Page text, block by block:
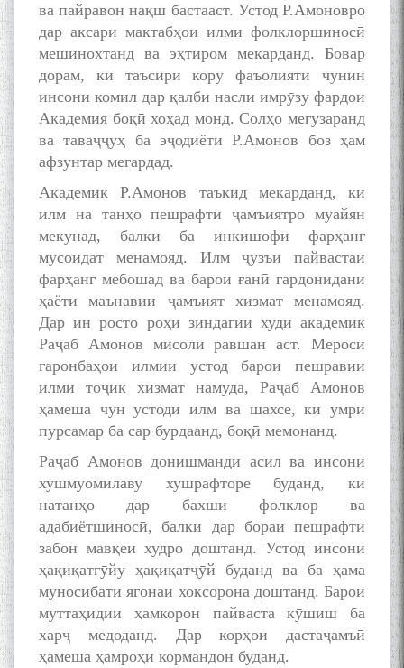
ва пайравон нақш бастааст. Устод Р.Амоновро
дар аксари мактабҳои илми фолклоршиносӣ
мешинохтанд ва эҳтиром мекарданд. Бовар
дорам, ки таъсири кору фаъолияти чунин
инсони комил дар қалби насли имрӯзу фардои
Академия боқӣ хоҳад монд. Солҳо мегузаранд
ва таваҷҷуҳ ба эҷодиёти Р.Амонов боз ҳам
афзунтар мегардад.
Академик Р.Амонов таъкид мекарданд, ки
илм на танҳо пешрафти ҷамъиятро муайян
мекунад, балки ба инкишофи фарҳанг
мусоидат менамояд. Илм ҷузъи пайвастаи
фарҳанг мебошад ва барои ғанӣ гардонидани
ҳаёти маънавии ҷамъият хизмат менамояд.
Дар ин росто роҳи зиндагии худи академик
Раҷаб Амонов мисоли равшан аст. Мероси
гаронбаҳои илмии устод барои пешравии
илми тоҷик хизмат намуда, Раҷаб Амонов
ҳамеша чун устоди илм ва шахсе, ки умри
пурсамар ба сар бурдаанд, боқӣ мемонанд.
Раҷаб Амонов донишманди асил ва инсони
хушмуомилаву хушрафторе буданд, ки
натанҳо дар бахши фолклор ва
адабиётшиносӣ, балки дар бораи пешрафти
забон мавқеи худро доштанд. Устод инсони
ҳақиқатгӯйу ҳақиқатҷӯй буданд ва ба ҳама
муносибати ягонаи хоксорона доштанд. Барои
муттаҳидии ҳамкорон пайваста кӯшиш ба
харҷ медоданд. Дар корҳои дастаҷамъӣ
ҳамеша ҳамроҳи кормандон буданд.
БА МУНОСИБАТИ
БУЗУРГДОШТИ РӮЗИ РӮДАКӢ
Дар Академияи миллии
илмҳои Тоҷикистон бахшида
ба 100-солагии мунаққиду
адабиётшинос Соҳиб
Табаров ҳамоиши илмӣ-
назариявӣ баргузор гардид.
МАВЛОНО ҶАЛОЛИДДИНИ